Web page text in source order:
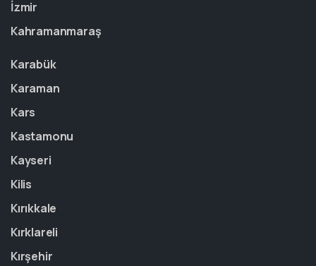
İzmir
Kahramanmaraş
Karabük
Karaman
Kars
Kastamonu
Kayseri
Kilis
Kırıkkale
Kırklareli
Kırşehir